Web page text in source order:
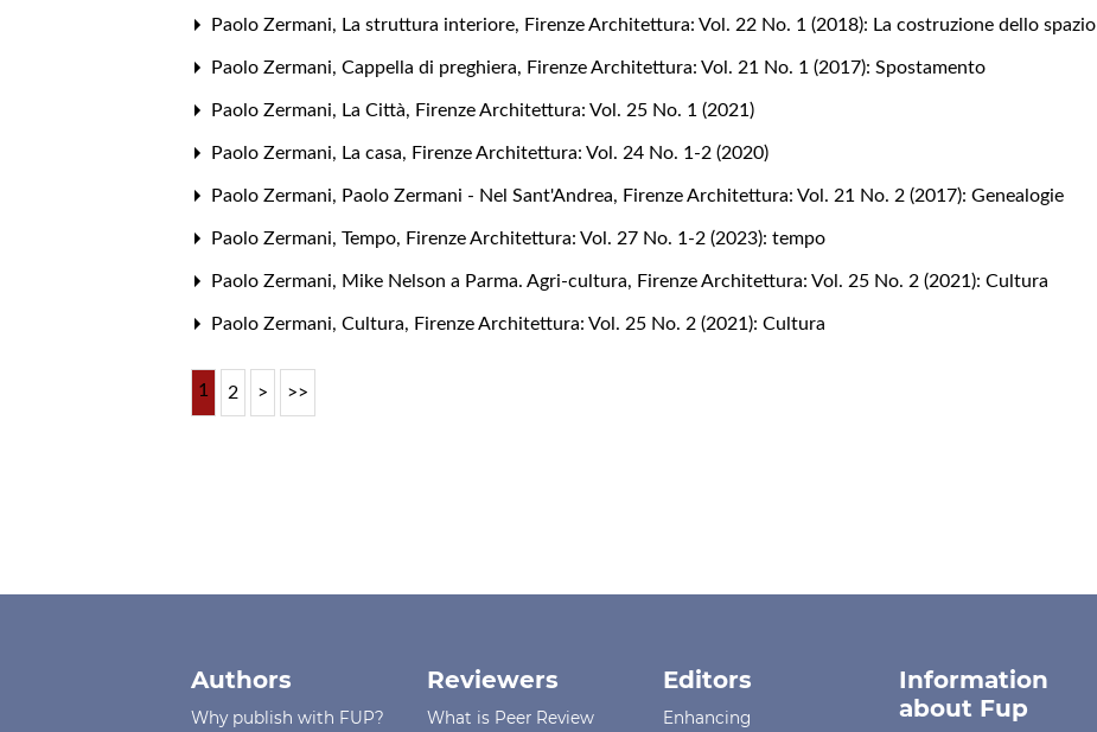
Paolo Zermani, La struttura interiore, Firenze Architettura: Vol. 22 No. 1 (2018): La costruzione dello spazio
Paolo Zermani,Cappella di preghiera, Firenze Architettura: Vol. 21 No. 1 (2017): Spostamento
Paolo Zermani, La Città, Firenze Architettura: Vol. 25 No. 1 (2021)
Paolo Zermani, La casa, Firenze Architettura: Vol. 24 No. 1-2 (2020)
Paolo Zermani, Paolo Zermani - Nel Sant'Andrea, Firenze Architettura: Vol. 21 No. 2 (2017): Genealogie
Paolo Zermani,Tempo, Firenze Architettura: Vol. 27 No. 1-2 (2023): tempo
Paolo Zermani, Mike Nelson a Parma. Agri-cultura, Firenze Architettura: Vol. 25 No. 2 (2021): Cultura
Paolo Zermani,Cultura, Firenze Architettura: Vol. 25 No. 2 (2021): Cultura
1 2 > >>
Authors
Why publish with FUP?
Reviewers
What is Peer Review
Editors
Enhancing
Information
about Fup